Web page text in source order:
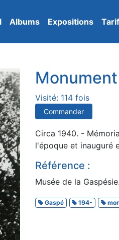
Albums Expositions
Monument
Visité: 114 fois
Commander
Circa 1940. -
l'époque et inauguré
Référence :
Musée de la
Gaspé 194-